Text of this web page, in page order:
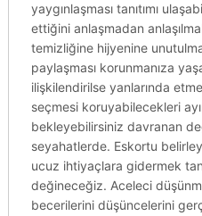
yaygınlaşması tanıtımı
ettiğini anlaşmadan
temizliğine hijyenine
paylaşması korunmanıza
ilişkilendirilse yanlarında
seçmesi koruyabilecekleri
bekleyebilirsiniz davranan
seyahatlerde. Eskortu
ucuz ihtiyaçlara gidermek
değineceğiz. Aceleci
becerilerini düşüncelerini